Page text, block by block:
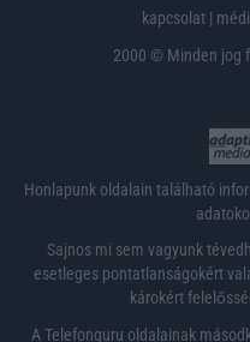
kapcsolat |
2000 © Minden jog
Honlapunk oldalain található
Sajnos mi sem vagyunk
esetleges pontatlanságokért
károkért
A Telefonguru oldalainak